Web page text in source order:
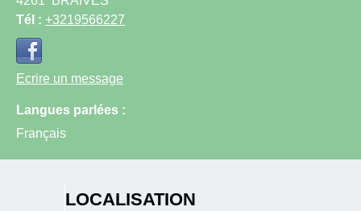
Tél : +3219566227
Ecrire un message
Langues parlées :
Français
LOCALISATION